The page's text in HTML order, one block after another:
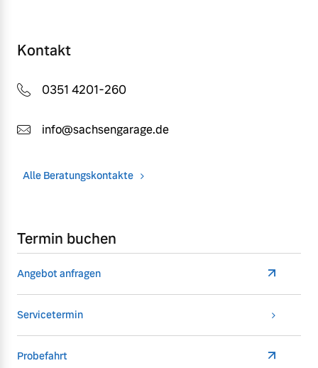
Kontakt
0351 4201-260
info@sachsengarage.de
Alle Beratungskontakte
Termin buchen
Angebot anfragen
Servicetermin
Probefahrt